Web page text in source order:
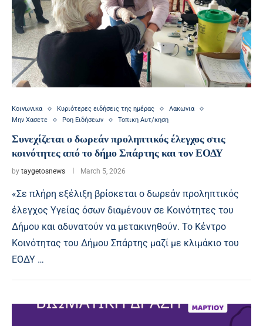
Κοινωνικα Κυριότερες ειδήσεις της ημέρας
Λακωνια
Μην Χασετε
Ροη Ειδήσεων Τοπικη Αυτ/κηση
Συνεχίζεται ο δωρεάν προληπτικός έλεγχος στις
κοινότητες από το δήμο Σπάρτης και τον ΕΟΔΥ
by taygetosnews March 5, 2026
«Σε πλήρη εξέλιξη βρίσκεται ο δωρεάν προληπτικός
έλεγχος Υγείας όσων διαμένουν σε Κοινότητες του
Δήμου και αδυνατούν να μετακινηθούν. Το Κέντρο
Κοινότητας του Δήμου Σπάρτης μαζί με κλιμάκιο του
ΕΟΔΥ …